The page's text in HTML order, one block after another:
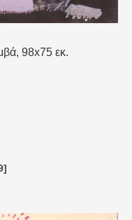
98x75 εκ.